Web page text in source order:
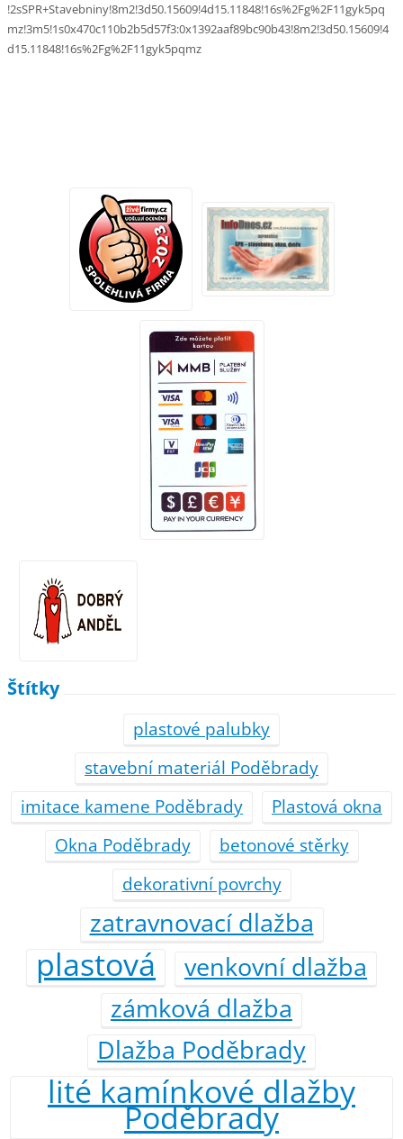
!2sSPR+Stavebniny!8m2!3d50.15609!4d15.11848!16s%2Fg%2F11gyk5pq
mz!3m5!1s0x470c110b2b5d57f3:0x1392aaf89bc90b43!8m2!3d50.15609!4
d15.11848!16s%2Fg%2F11gyk5pqmz
Štítky
plastové palubky
stavební materiál Poděbrady
imitace kamene Poděbrady
Plastová okna
Okna Poděbrady
betonové stěrky
dekorativní povrchy
zatravnovací dlažba
plastová
venkovní dlažba
zámková dlažba
Dlažba Poděbrady
lité kamínkové dlažby
Poděbrady